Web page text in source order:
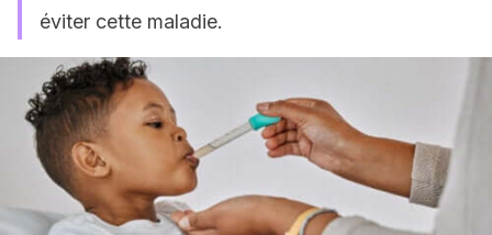
éviter cette maladie.